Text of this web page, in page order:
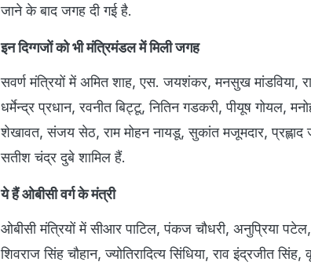
जाने के बाद जगह दी गई है.
इन दिग्गजों को भी मंत्रिमंडल में मिली जगह
सवर्ण मंत्रियों में अमित शाह, एस. जयशंकर, मनसुख मांडविया,
धर्मेन्‍द्र प्रधान, रवनीत बिट्टू, नितिन गडकरी, पीयूष गोयल,
शेखावत, संजय सेठ, राम मोहन नायडू, सुकांत मजूमदार, प्रह्लाद
सतीश चंद्र दुबे शामिल हैं.
ये हैं ओबीसी वर्ग के मंत्री
ओबीसी मंत्रियों में सीआर पाटिल, पंकज चौधरी, अनुप्रिया पटेल,
शिवराज सिंह चौहान, ज्योतिरादित्य सिंधिया, राव इंद्रजीत